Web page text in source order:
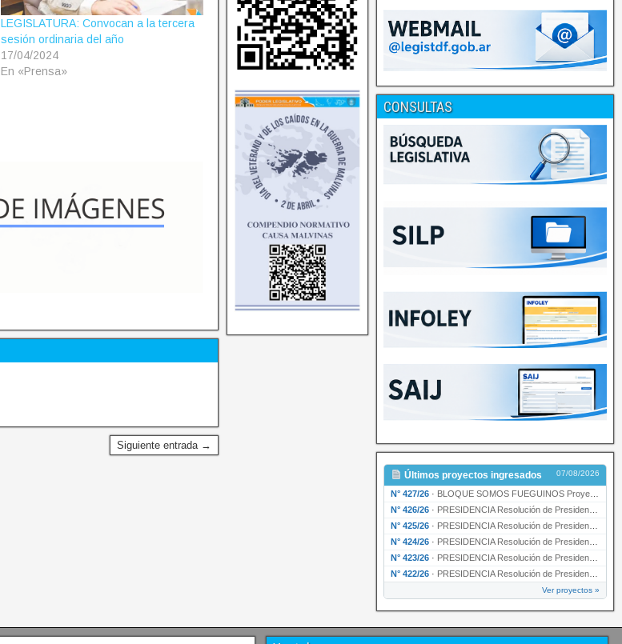
LEGISLATURA: Convocan a la tercera
sesión ordinaria del año
17/04/2024
En «Prensa»
Siguiente entrada →
CONSULTAS
Últimos proyectos ingresados 07/08/2026
N° 427/26 · BLOQUE SOMOS FUEGUINOS Proyecto de Declaración declarando de interés provincial PRESIDENCI…
N° 426/26 · PRESIDENCIA Resolución de Presidencia N° 216/26 declarando de interés provincial la labor …
N° 425/26 · PRESIDENCIA Resolución de Presidencia N° 212/26 declarando de interés provincial el “50° A…
N° 424/26 · PRESIDENCIA Resolución de Presidencia Nº 210/26 declarando de interés provincial el proyec…
N° 423/26 · PRESIDENCIA Resolución de Presidencia Nº 209/26 declarando de interés provincial la presen…
N° 422/26 · PRESIDENCIA Resolución de Presidencia N° 200/26 para su ratificación.
Ver proyectos »